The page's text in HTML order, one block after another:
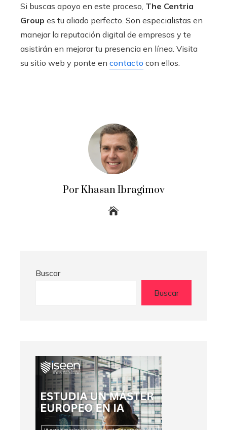
Si buscas apoyo en este proceso, The Centria
Group es tu aliado perfecto. Son especialistas en
manejar la reputación digital de empresas y te
asistirán en mejorar tu presencia en línea. Visita
su sitio web y ponte en contacto con ellos.
Por Khasan Ibragimov
Buscar
Buscar